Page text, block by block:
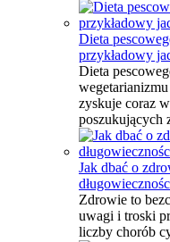
Dieta
przykładowy
Dieta
zyskuje coraz
Jak dbać o
Zdrowie to
uwagi i troski
liczby chorób